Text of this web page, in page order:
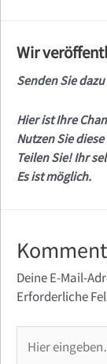
Wir
Senden Sie
Hier ist Ihre
Nutzen Sie
Teilen Sie! Ihr
Es ist möglich.
Deine E-Mail-
Erforderliche
eingeben…